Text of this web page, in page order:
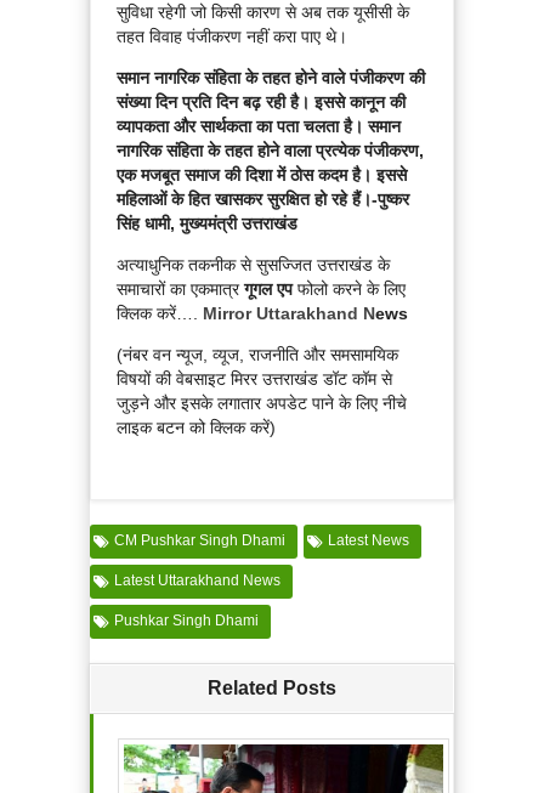
सुविधा रहेगी जो किसी कारण से अब तक यूसीसी के
तहत विवाह पंजीकरण नहीं करा पाए थे।
समान नागरिक संहिता के तहत होने वाले पंजीकरण की
संख्या दिन प्रति दिन बढ़ रही है। इससे कानून की
व्यापकता और सार्थकता का पता चलता है। समान
नागरिक संहिता के तहत होने वाला प्रत्येक पंजीकरण,
एक मजबूत समाज की दिशा में ठोस कदम है। इससे
महिलाओं के हित खासकर सुरक्षित हो रहे हैं।-पुष्कर
सिंह धामी, मुख्यमंत्री उत्तराखंड
अत्याधुनिक तकनीक से सुसज्जित उत्तराखंड के
समाचारों का एकमात्रगूगल एपफोलो करने के लिए
क्लिक करें…. Mirror Uttarakhand News
(नंबर वन न्यूज, व्यूज, राजनीति और समसामयिक
विषयों की वेबसाइट मिरर उत्तराखंड डॉट कॉम से
जुड़ने और इसके लगातार अपडेट पाने के लिए नीचे
लाइक बटन को क्लिक करें)
CM Pushkar Singh Dhami Latest News
Latest Uttarakhand News
Pushkar Singh Dhami
Related Posts